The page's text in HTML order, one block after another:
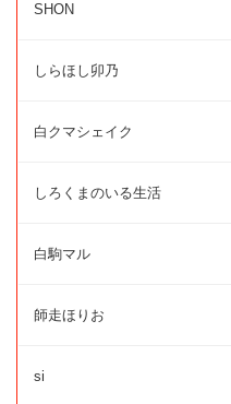
SHON
しらほし卯乃
白クマシェイク
しろくまのいる生活
白駒マル
師走ほりお
si